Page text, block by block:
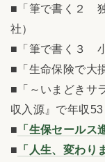
■「筆で書く２
社）
■「筆で書く３
■「生命保険で大
■「～いまどきサ
収入源』で年収53
■ 「生保セールス
■ 「人生、変わ